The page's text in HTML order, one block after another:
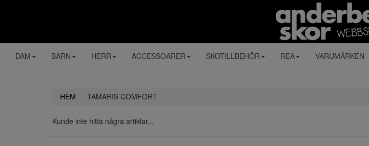
DAM BARN HERR ACCESSOARER SKOTILLBEHÖR REA VARUMÄRKEN
HEM TAMARIS COMFORT
Kunde inte hitta några artiklar...